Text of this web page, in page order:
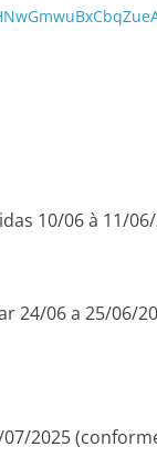
10/06 à 11/
24/06 a 25/06/
2025